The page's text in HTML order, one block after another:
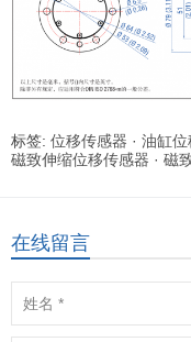
标签: 位移传感器 · 油缸位
磁致伸缩位移传感器 · 磁
在线留言